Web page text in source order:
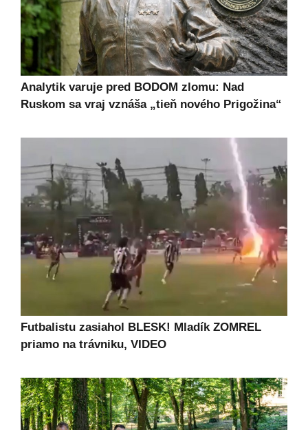
Analytik varuje pred BODOM zlomu: Nad
Ruskom sa vraj vznáša „tieň nového Prigožina“
Futbalistu zasiahol BLESK! Mladík ZOMREL
priamo na trávniku, VIDEO